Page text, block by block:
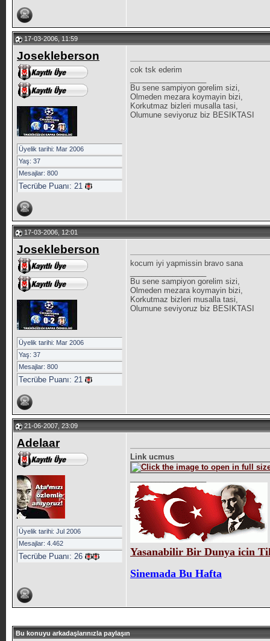
17-03-2006, 11:59
Josekleberson
Üyelik tarihi: Mar 2006
Yaş: 37
Mesajlar: 800
Tecrübe Puanı: 21
cok tsk ederim
Bu sene sampiyon gorelim sizi,
Olmeden mezara koymayin bizi,
Korkutmaz bizleri musalla tasi,
Olumune seviyoruz biz BESIKTASI
17-03-2006, 12:01
Josekleberson
Üyelik tarihi: Mar 2006
Yaş: 37
Mesajlar: 800
Tecrübe Puanı: 21
kocum iyi yapmissin bravo sana
Bu sene sampiyon gorelim sizi,
Olmeden mezara koymayin bizi,
Korkutmaz bizleri musalla tasi,
Olumune seviyoruz biz BESIKTASI
21-06-2007, 23:09
Adelaar
Üyelik tarihi: Jul 2006
Mesajlar: 4.462
Tecrübe Puanı: 26
Link ucmus
Yasanabilir Bir Dunya icin
Sinemada Bu Hafta
Bu konuyu arkadaşlarınızla paylaşın